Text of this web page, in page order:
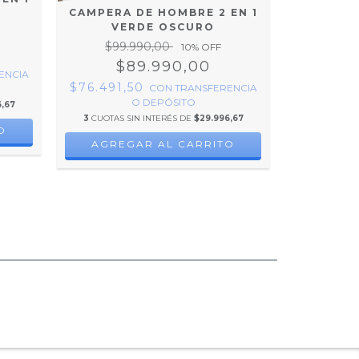
CAMPERA DE HOMBRE 2 EN 1
VERDE OSCURO
$99.990,00 10% OFF
$89.990,00
$76.491,50 CON TRANSFERENCIA
O DEPÓSITO
3 CUOTAS SIN INTERÉS DE $29.996,67
AGREGAR AL CARRITO